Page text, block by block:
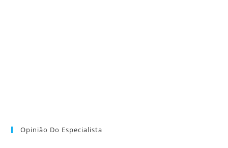
Opinião Do Especialista